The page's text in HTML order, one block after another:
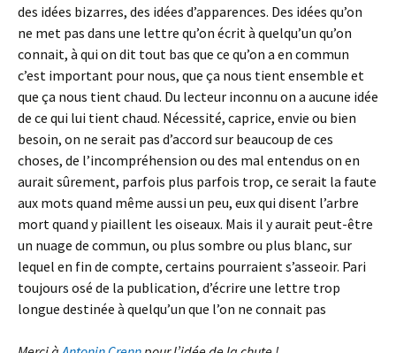
des idées bizarres, des idées d’apparences. Des idées qu’on
ne met pas dans une lettre qu’on écrit à quelqu’un qu’on
connait, à qui on dit tout bas que ce qu’on a en commun
c’est important pour nous, que ça nous tient ensemble et
que ça nous tient chaud. Du lecteur inconnu on a aucune idée
de ce qui lui tient chaud. Nécessité, caprice, envie ou bien
besoin, on ne serait pas d’accord sur beaucoup de ces
choses, de l’incompréhension ou des mal entendus on en
aurait sûrement, parfois plus parfois trop, ce serait la faute
aux mots quand même aussi un peu, eux qui disent l’arbre
mort quand y piaillent les oiseaux. Mais il y aurait peut-être
un nuage de commun, ou plus sombre ou plus blanc, sur
lequel en fin de compte, certains pourraient s’asseoir. Pari
toujours osé de la publication, d’écrire une lettre trop
longue destinée à quelqu’un que l’on ne connait pas